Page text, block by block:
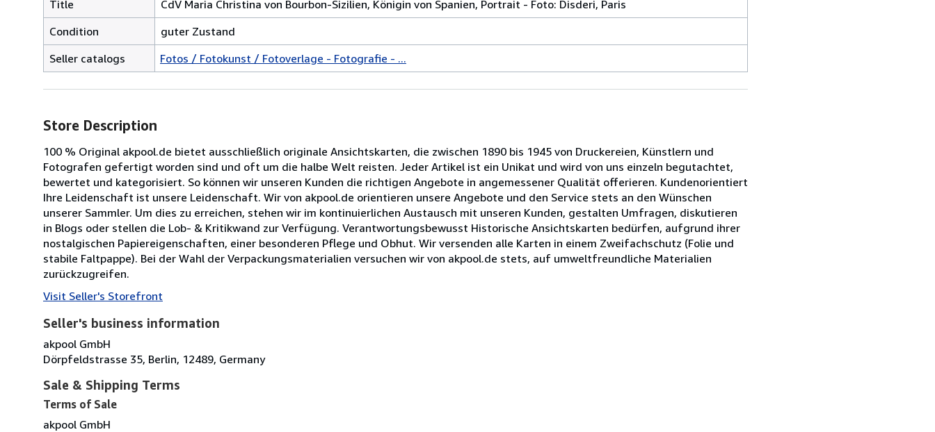
Title
CdV Maria Christina von Bourbon-Sizilien, Königin von Spanien, Portrait - Foto: Disderi, Paris
Condition
guter Zustand
Seller catalogs
Fotos / Fotokunst / Fotoverlage - Fotografie - ...
Store Description
100 % Original akpool.de bietet ausschließlich originale Ansichtskarten, die zwischen 1890 bis 1945 von Druckereien, Künstlern und
Fotografen gefertigt worden sind und oft um die halbe Welt reisten. Jeder Artikel ist ein Unikat und wird von uns einzeln begutachtet,
bewertet und kategorisiert. So können wir unseren Kunden die richtigen Angebote in angemessener Qualität offerieren. Kundenorientiert
Ihre Leidenschaft ist unsere Leidenschaft. Wir von akpool.de orientieren unsere Angebote und den Service stets an den Wünschen
unserer Sammler. Um dies zu erreichen, stehen wir im kontinuierlichen Austausch mit unseren Kunden, gestalten Umfragen, diskutieren
in Blogs oder stellen die Lob- & Kritikwand zur Verfügung. Verantwortungsbewusst Historische Ansichtskarten bedürfen, aufgrund ihrer
nostalgischen Papiereigenschaften, einer besonderen Pflege und Obhut. Wir versenden alle Karten in einem Zweifachschutz (Folie und
stabile Faltpappe). Bei der Wahl der Verpackungsmaterialien versuchen wir von akpool.de stets, auf umweltfreundliche Materialien
zurückzugreifen.
Visit Seller's Storefront
Seller's business information
akpool GmbH
Dörpfeldstrasse 35, Berlin, 12489, Germany
Sale & Shipping Terms
Terms of Sale
akpool GmbH